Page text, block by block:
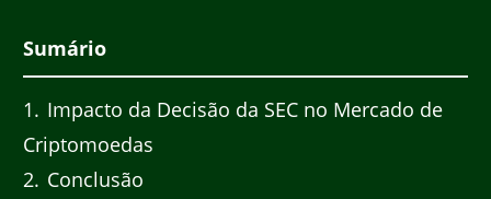
Sumário
1
Impacto da Decisão da SEC no Mercado de
Criptomoedas
2 Conclusão